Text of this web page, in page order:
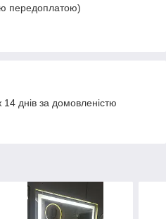
передоплатою)
днів за домовленістю